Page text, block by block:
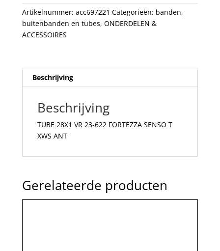
SENSO
T
XWS
ANT
Artikelnummer: acc697221 Categorieën: banden,
buitenbanden en tubes, ONDERDELEN &
ACCESSOIRES
Beschrijving
Beschrijving
TUBE 28X1 VR 23-622 FORTEZZA SENSO T
XWS ANT
Gerelateerde producten